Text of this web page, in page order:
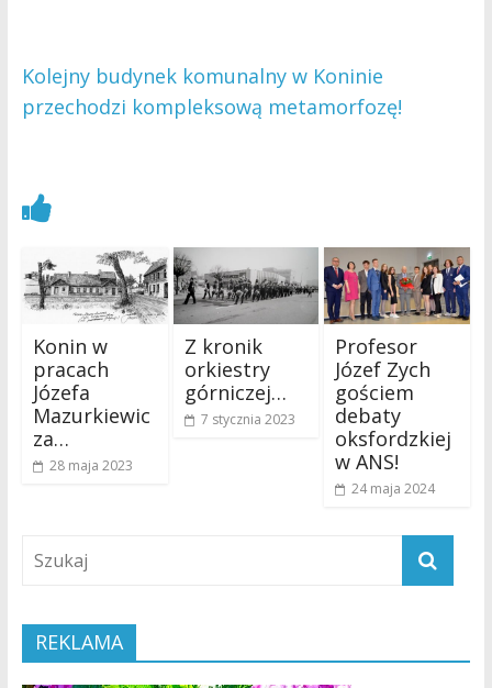
Kolejny budynek komunalny w Koninie
przechodzi kompleksową metamorfozę!
Konin w
pracach
Józefa
Mazurkiewic
za…
28 maja 2023
Z kronik
orkiestry
górniczej…
7 stycznia 2023
Profesor
Józef Zych
gościem
debaty
oksfordzkiej
w ANS!
24 maja 2024
REKLAMA